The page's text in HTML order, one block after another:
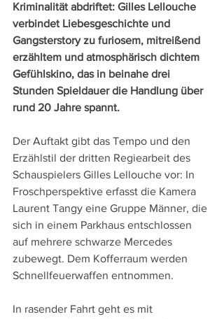
Kriminalität abdriftet: Gilles Lellouche
verbindet Liebesgeschichte und
Gangsterstory zu furiosem, mitreißend
erzähltem und atmosphärisch dichtem
Gefühlskino, das in beinahe drei
Stunden Spieldauer die Handlung über
rund 20 Jahre spannt.
Der Auftakt gibt das Tempo und den
Erzählstil der dritten Regiearbeit des
Schauspielers Gilles Lellouche vor: In
Froschperspektive erfasst die Kamera
Laurent Tangy eine Gruppe Männer, die
sich in einem Parkhaus entschlossen
auf mehrere schwarze Mercedes
zubewegt. Dem Kofferraum werden
Schnellfeuerwaffen entnommen.
In rasender Fahrt geht es mit